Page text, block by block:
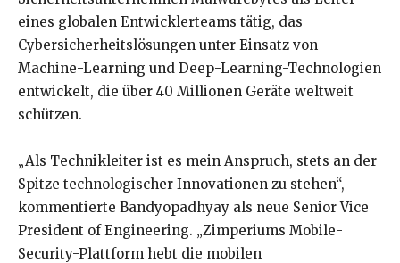
eines globalen Entwicklerteams tätig, das
Cybersicherheitslösungen unter Einsatz von
Machine-Learning und Deep-Learning-Technologien
entwickelt, die über 40 Millionen Geräte weltweit
schützen.
„Als Technikleiter ist es mein Anspruch, stets an der
Spitze technologischer Innovationen zu stehen“,
kommentierte Bandyopadhyay als neue Senior Vice
President of Engineering. „Zimperiums Mobile-
Security-Plattform hebt die mobilen